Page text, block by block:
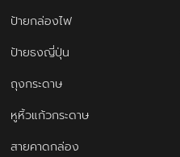
ป้ายกล่องไฟ
ป้ายธงญี่ปุ่น
ถุงกระดาษ
หูหิ้วแก้วกระดาษ
สายคาดกล่อง